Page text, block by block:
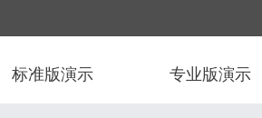
标准版演示 专业版演示